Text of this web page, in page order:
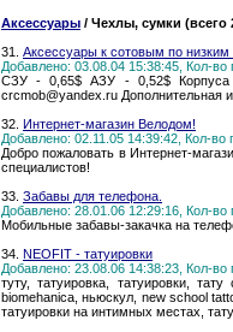
Аксессуары / Чехлы, сумки (всего
31. Аксессуары к сотовым по низким
Добавлено: 03.08.04 15:38:45, Кол-во
СЗУ - 0,65$ АЗУ - 0,52$ Корпуса
crcmob@yandex.ru Дополнительная
32. Интернет-магазин Велодом!
Добавлено: 02.11.05 14:39:42, Кол-во
Добро пожаловать в Интернет-
специалистов!
33. Забавы для телефона.
Добавлено: 28.01.06 12:29:16, Кол-во
Мобильные забавы-закачка на
34. NEOFIT - татуировки
Добавлено: 23.08.06 14:38:23, Кол-во
туту, татуировка, татуировки,
biomehanica, ньюскул, new school
татуировки на интимных местах,